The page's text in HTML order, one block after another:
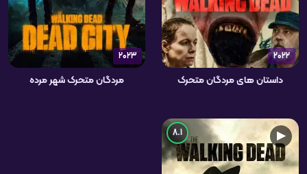
2022
داستان های مردگان متحرک
2023
مردگان متحرک شهر مرده
▶
8.1